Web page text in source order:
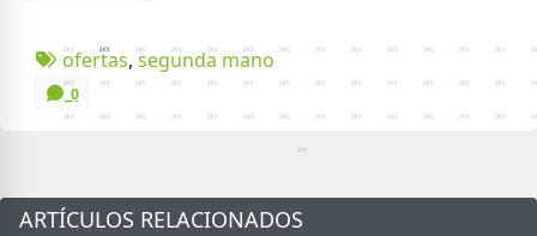
ofertas,segunda mano
0
ARTÍCULOS RELACIONADOS